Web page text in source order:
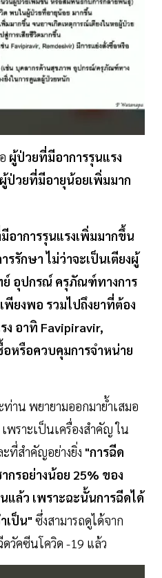
ผู้ป่วยที่มีอาการรุนแรง
ป่วยที่มีอายุน้อยเพิ่มมาก
าการรุนแรงเพิ่มมากขึ้น
รรักษา ไม่ว่าจะเป็นเตียงผู้
ย์ อุปกรณ์ ครุภัณฑ์ทางการ
พียงพอ รวมไปถึงยาที่ต้อง
ง อาทิ Favipiravir,
อหรือควบคุมการจำหน่าย
าน พยายามออกมาย้ำเสมอ
พราะเป็นเครื่องสำคัญ ใน
ที่สำคัญอย่างยิ่ง "การฉีด
กรอย่างน้อย 25% ของ
แล้ว เพราะฉะนั้นการฉีดได้
เป็น" ซึ่งสามารถดูได้จาก
วัคซีนโควิด -19 แล้ว